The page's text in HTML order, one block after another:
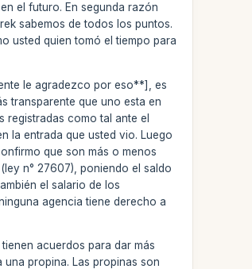
el futuro. En segunda razón
sabemos de todos los puntos.
usted quien tomó el tiempo para
le agradezco por eso**], es
transparente que uno esta en
registradas como tal ante el
la entrada que usted vio. Luego
que son más o menos
n° 27607), poniendo el saldo
el salario de los
agencia tiene derecho a
acuerdos para dar más
propina. Las propinas son